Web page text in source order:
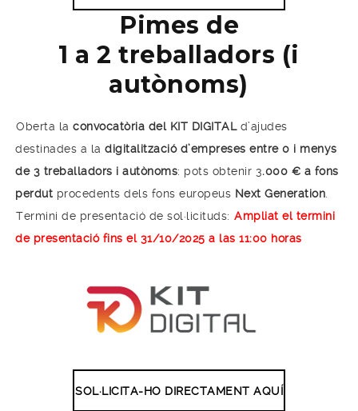
Pimes de
1 a 2 treballadors (i
autònoms)
Oberta la convocatòria del KIT DIGITALd’ajudes
destinades a la digitalització d’empreses entre 0 i menys
de 3 treballadors i autònoms: pots obtenir 3.000 € a fons
perdut procedents dels fons europeus Next Generation.
Termini de presentació de sol·licituds: Ampliat el termini
de presentació fins el 31/10/2025 a las 11:00 horas
SOL·LICITA-HO DIRECTAMENT AQUÍ